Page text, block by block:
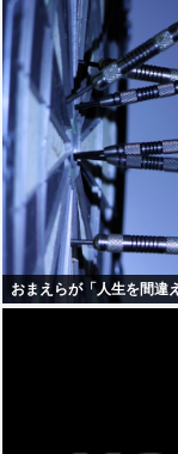
おまえらが「人生を間違